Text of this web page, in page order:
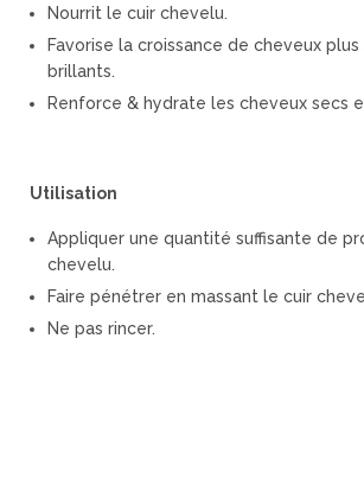
Nourrit le cuir chevelu.
Favorise la croissance de cheveux
brillants.
Renforce & hydrate les cheveux secs
Utilisation
Appliquer une quantité suffisante de
chevelu.
Faire pénétrer en massant le cuir
Ne pas rincer.